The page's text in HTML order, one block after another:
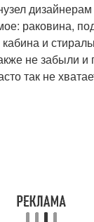
раковина,
и
не забыли и
так не